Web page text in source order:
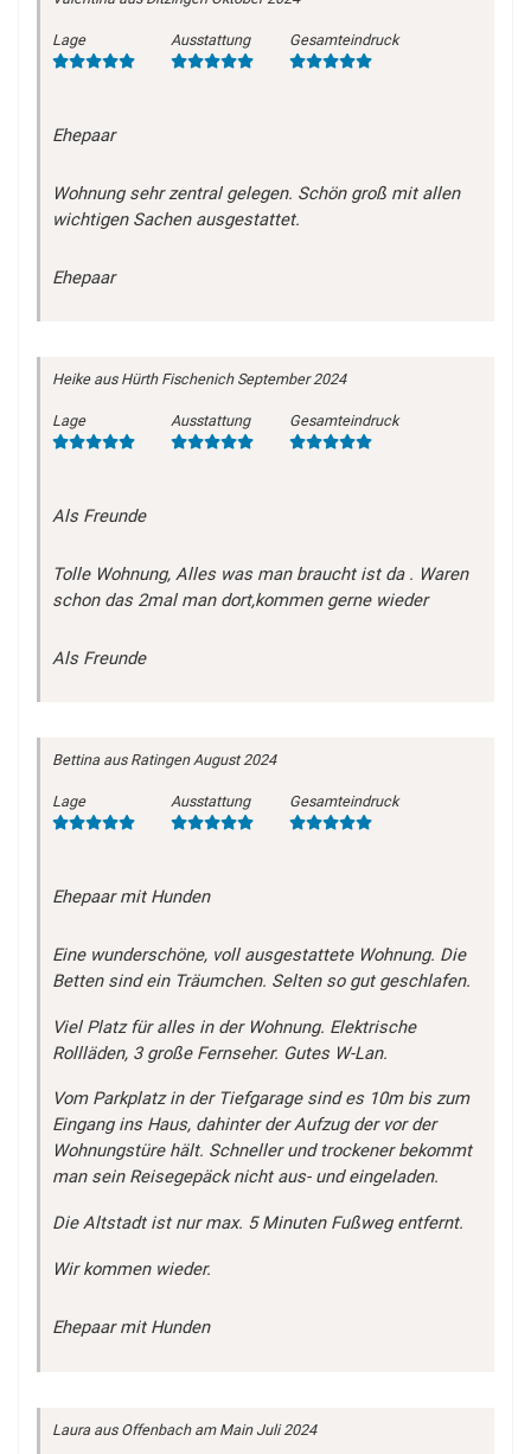
Lage Ausstattung Gesamteindruck
Ehepaar
Wohnung sehr zentral gelegen. Schön groß mit allen
wichtigen Sachen ausgestattet.
Ehepaar
Heikeaus Hürth Fischenich September 2024
Lage Ausstattung Gesamteindruck
Als Freunde
Tolle Wohnung, Alles was man braucht ist da . Waren
schon das 2mal man dort,kommen gerne wieder
Als Freunde
Bettina aus Ratingen August 2024
Lage Ausstattung Gesamteindruck
Ehepaar mit Hunden
Eine wunderschöne, voll ausgestattete Wohnung. Die
Betten sind ein Träumchen. Selten so gut geschlafen.
Viel Platz für alles in der Wohnung. Elektrische
Rollläden, 3 große Fernseher. Gutes W-Lan.
Vom Parkplatz in der Tiefgarage sind es 10m bis zum
Eingang ins Haus, dahinter der Aufzug der vor der
Wohnungstüre hält. Schneller und trockener bekommt
man sein Reisegepäck nicht aus- und eingeladen.
Die Altstadt ist nur max. 5 Minuten Fußweg entfernt.
Wir kommen wieder.
Ehepaar mit Hunden
Laura aus Offenbach am Main Juli 2024